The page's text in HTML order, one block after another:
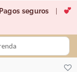
Pagos seguros